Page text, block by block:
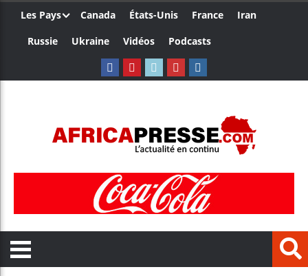
Les Pays Canada États-Unis France
Iran
Russie
Ukraine Vidéos Podcasts